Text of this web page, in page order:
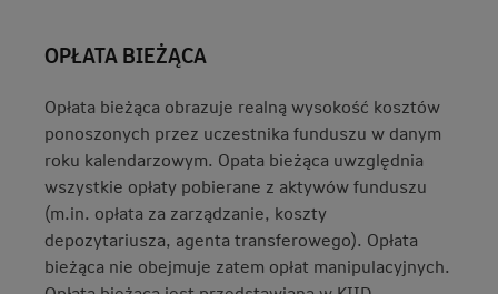
OPŁATA BIEŻĄCA
Opłata bieżąca obrazuje realną wysokość kosztów
ponoszonych przez uczestnika funduszu w danym
roku kalendarzowym. Opata bieżąca uwzględnia
wszystkie opłaty pobierane z aktywów funduszu
(m.in. opłata za zarządzanie, koszty
depozytariusza, agenta transferowego). Opłata
bieżąca nie obejmuje zatem opłat manipulacyjnych.